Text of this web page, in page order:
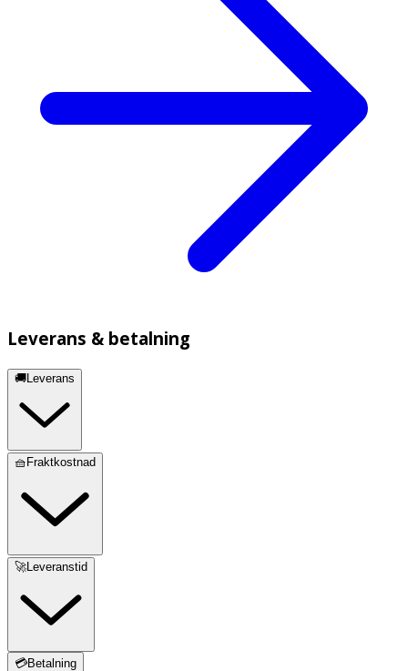
Leverans & betalning
🚚Leverans
🧺Fraktkostnad
🚀Leveranstid
💳Betalning